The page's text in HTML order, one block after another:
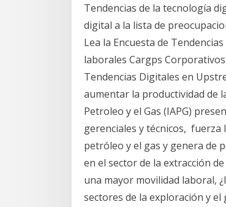
Tendencias de la tecnología
digital a la lista de
Lea la Encuesta de
laborales Cargps
Tendencias Digitales en
aumentar la productividad de
Petroleo y el Gas (IAPG)
gerenciales y técnicos, fuerza
petróleo y el gas y genera de
en el sector de la extracción
una mayor movilidad laboral,
sectores de la exploración y